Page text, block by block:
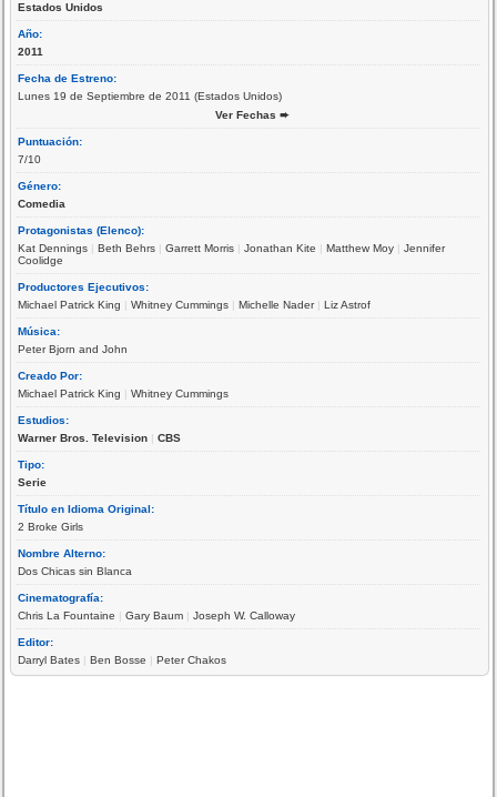
Estados Unidos
Año:
2011
Fecha de Estreno:
Lunes 19 de Septiembre de 2011 (Estados Unidos)
Ver Fechas ➨
Puntuación:
7/10
Género:
Comedia
Protagonistas (Elenco):
Kat Dennings |Beth Behrs |Garrett Morris |Jonathan Kite |Matthew Moy |Jennifer
Coolidge
Productores Ejecutivos:
Michael Patrick King |Whitney Cummings |Michelle Nader|Liz Astrof
Música:
Peter Bjorn and John
Creado Por:
Michael Patrick King |Whitney Cummings
Estudios:
Warner Bros. Television |CBS
Tipo:
Serie
Título en Idioma Original:
2 Broke Girls
Nombre Alterno:
Dos Chicas sin Blanca
Cinematografía:
Chris La Fountaine |Gary Baum |Joseph W. Calloway
Editor:
Darryl Bates |Ben Bosse |Peter Chakos